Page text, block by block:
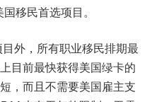
移民首选项目。
外，所有职业移民排期最
目前最快获得美国绿卡的
，而且不需要美国雇主支